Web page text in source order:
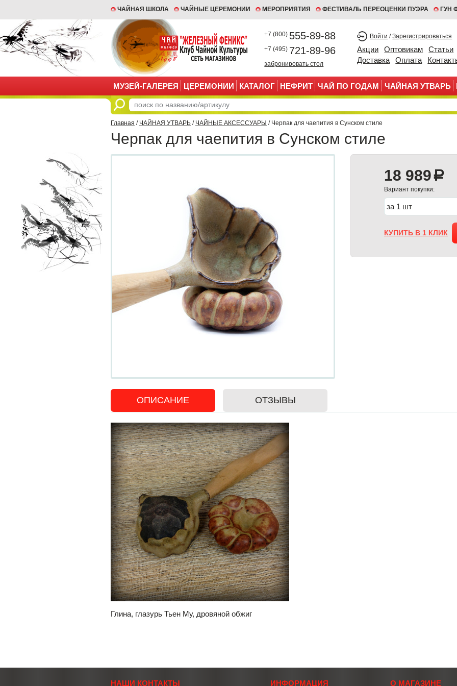
ЧАЙНАЯ ШКОЛА ЧАЙНЫЕ ЦЕРЕМОНИИ МЕРОПРИЯТИЯ ФЕСТИВАЛЬ ПЕРЕОЦЕНКИ ПУЭРА ГУН
+7 (800) 555-89-88
+7 (495) 721-89-96
забронировать стол
Войти /Зарегистрироваться
Акции Оптовикам
Статьи
Доставка
Оплата
МУЗЕЙ-ГАЛЕРЕЯ ЦЕРЕМОНИИ КАТАЛОГ НЕФРИТ ЧАЙ ПО ГОДАМ ЧАЙНАЯ УТВАРЬ
Главная / ЧАЙНАЯ УТВАРЬ / ЧАЙНЫЕ АКСЕССУАРЫ / Черпак для чаепития в Сунском стиле
Черпак для чаепития в Сунском стиле
18 989 a
Вариант покупки:
КУПИТЬ В 1 КЛИК
ОПИСАНИЕ ОТЗЫВЫ
Глина, глазурь Тьен Му, дровяной обжиг
НАШИ КОНТАКТЫ ИНФОРМАЦИЯ О МАГАЗИНЕ